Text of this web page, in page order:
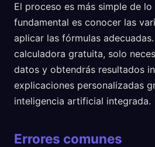
El proceso es más simple de
fundamental es conocer las
aplicar las fórmulas
calculadora gratuita, solo
datos y obtendrás resultados
explicaciones personalizadas
inteligencia artificial integrada.
Errores comunes